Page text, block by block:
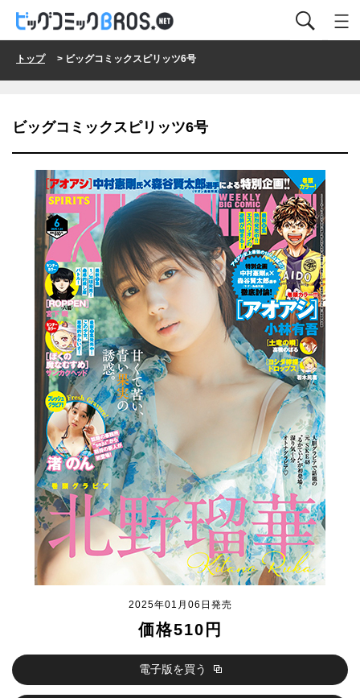
トップ> ビッグコミックスピリッツ6号
ビッグコミックスピリッツ6号
2025年01月06日発売
価格510円
電子版を買う